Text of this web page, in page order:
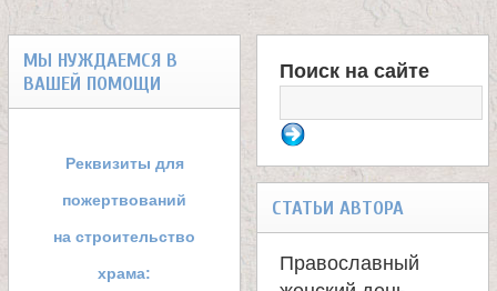
а
н
МЫ НУЖДАЕМСЯ В
ВАШЕЙ ПОМОЩИ
Реквизиты для
пожертвований
на строительство
храма:
Ф
о
р
м
Поиск на сайте
СТАТЬИ АВТОРА
Православный